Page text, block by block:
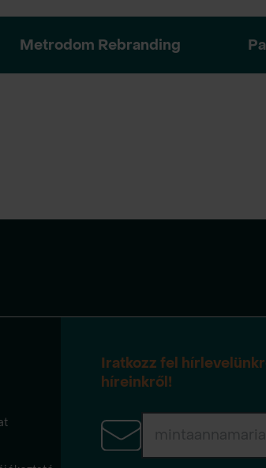
Metrodom Rebranding
Iratkozz fel
híreinkről!